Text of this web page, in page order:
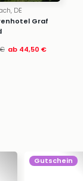
DE
Graf
ab 44,50 €
Gutschein